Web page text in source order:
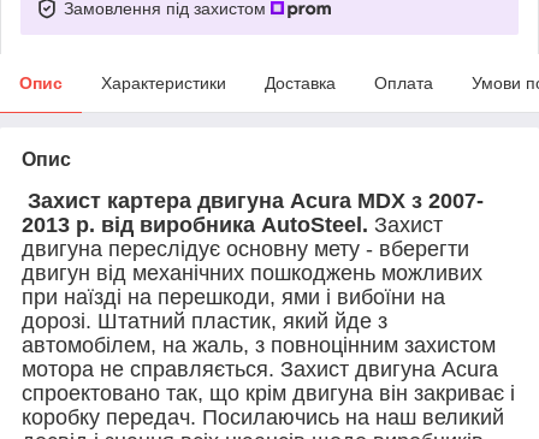
Замовлення під захистом
Опис Характеристики Доставка Оплата Умови
Опис
Захист картера двигуна Acura MDX з 2007-
2013 р. від виробника AutoSteel. Захист
двигуна переслідує основну мету - вберегти
двигун від механічних пошкоджень можливих
при наїзді на перешкоди, ями і вибоїни на
дорозі. Штатний пластик, який йде з
автомобілем, на жаль, з повноцінним захистом
мотора не справляється. Захист двигуна Acura
спроектовано так, що крім двигуна він закриває і
коробку передач. Посилаючись на наш великий